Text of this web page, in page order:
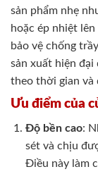
sản phẩm nhẹ
hoặc ép nhiệt
bảo vệ chống
sản xuất hiện đại
theo thời gian và
Ưu điểm của
Độ bền cao:
sét và chịu
Điều này làm